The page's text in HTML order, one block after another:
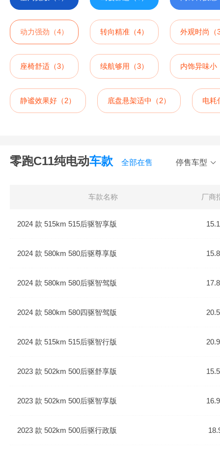
动力强劲（4） 转向精准（4） 外观时尚（
座椅舒适（3） 续航够用（3） 内饰异味小
静谧效果好（2） 底盘悬架适中（2） 电耗
零跑C11纯电动车款 全部在售 停售车型
车款名称 厂商
2024 款 515km 515后驱智享版
2024 款 580km 580后驱尊享版
2024 款 580km 580后驱智驾版
2024 款 580km 580四驱智驾版
2024 款 515km 515后驱智行版
2023 款 502km 500后驱舒享版
2023 款 502km 500后驱智享版
2023 款 502km 500后驱行政版